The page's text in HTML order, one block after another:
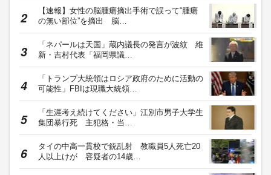
【速報】女性の脳腫瘍摘出手術で誤って“腫瘍
の無い部位”を摘出 脳…
「ネパールは天国」蔵内議長の発言が波紋 維
新・吉村代表「福岡県議…
「トランプ大統領はロシア政府のために活動の
可能性」FBIは現職大統領…
「生涯考え続けてください」江別市男子大学生
集団暴行死 主犯格・当…
タイの中高一貫校で銃乱射 教職員5人死亡20
人以上けが 容疑者の14歳…